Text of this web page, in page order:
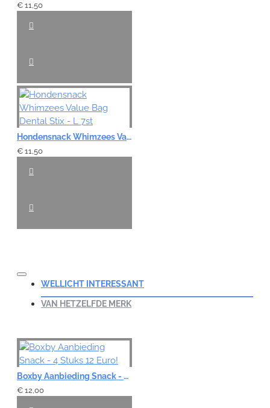
€ 11,50
Hondensnack Whimzees Value Bag Dental Stix - L 7st
€ 11,50
WELLICHT INTERESSANT
VAN HETZELFDE MERK
Boxby Aanbieding Snack - 4 Stuks 12 Euro!
€ 12,00